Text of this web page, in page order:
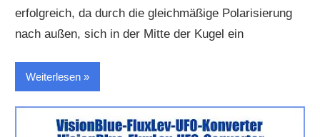
erfolgreich, da durch die gleichmäßige Polarisierung
nach außen, sich in der Mitte der Kugel ein
Weiterlesen